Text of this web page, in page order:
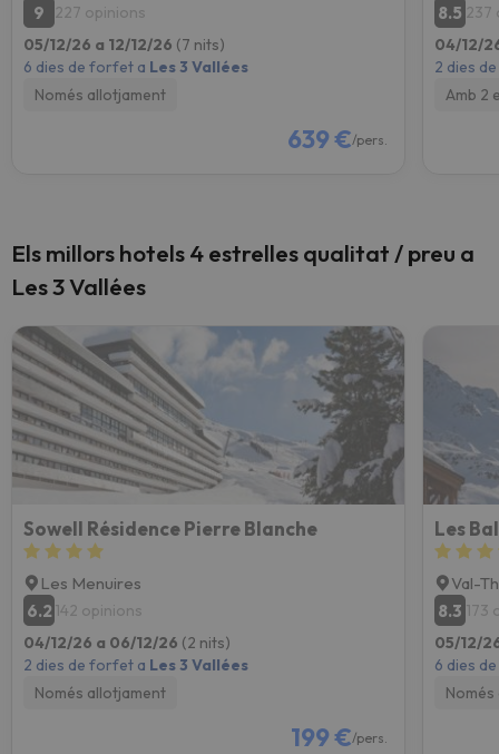
9
227 opinions
05/12/26 a 12/12/26 (7 nits)
6 dies de forfet a Les 3 Vallées
Només allotjament
639 €/pers.
8.5 237
04/12/
2 dies
Amb 2
Els millors hotels 4 estrelles qualitat / preu a
Les 3 Vallées
Sowell Résidence Pierre Blanche
Les Menuires
6.2 142 opinions
04/12/26 a 06/12/26 (2 nits)
2 dies de forfet a Les 3 Vallées
Només allotjament
199 €/pers.
Les
Val-
8.3 173
05/12/
6 dies